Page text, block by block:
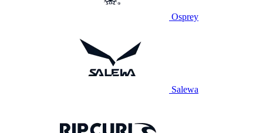
Osprey
Salewa